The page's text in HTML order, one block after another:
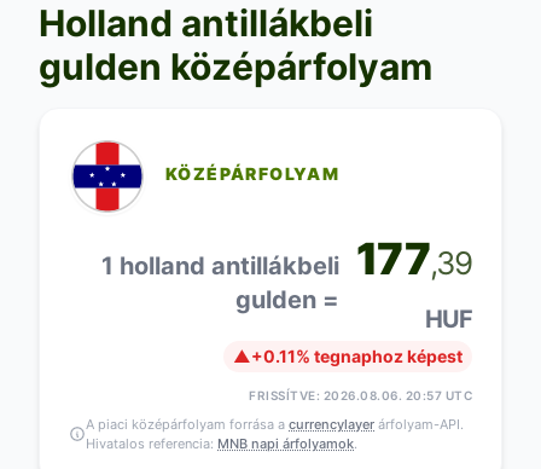
Holland antillákbeli
gulden középárfolyam
KÖZÉPÁRFOLYAM
1 holland antillákbeli
gulden =
177,39
HUF
▲+0.11% tegnaphoz képest
FRISSÍTVE: 2026.08.06. 20:57 UTC
A piaci középárfolyam forrása a currencylayer árfolyam-API.
Hivatalos referencia: MNB napi árfolyamok.